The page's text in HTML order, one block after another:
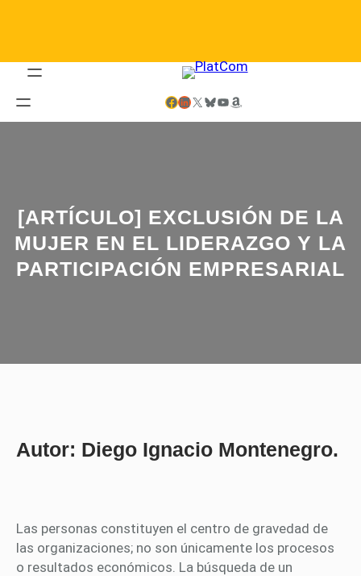
Facebook LinkedIn X Bluesky YouTube Amazon
[ARTÍCULO] EXCLUSIÓN DE LA
MUJER EN EL LIDERAZGO Y LA
PARTICIPACIÓN EMPRESARIAL
Autor: Diego Ignacio Montenegro.
Las personas constituyen el centro de gravedad de
las organizaciones; no son únicamente los procesos
o resultados económicos. La búsqueda de un